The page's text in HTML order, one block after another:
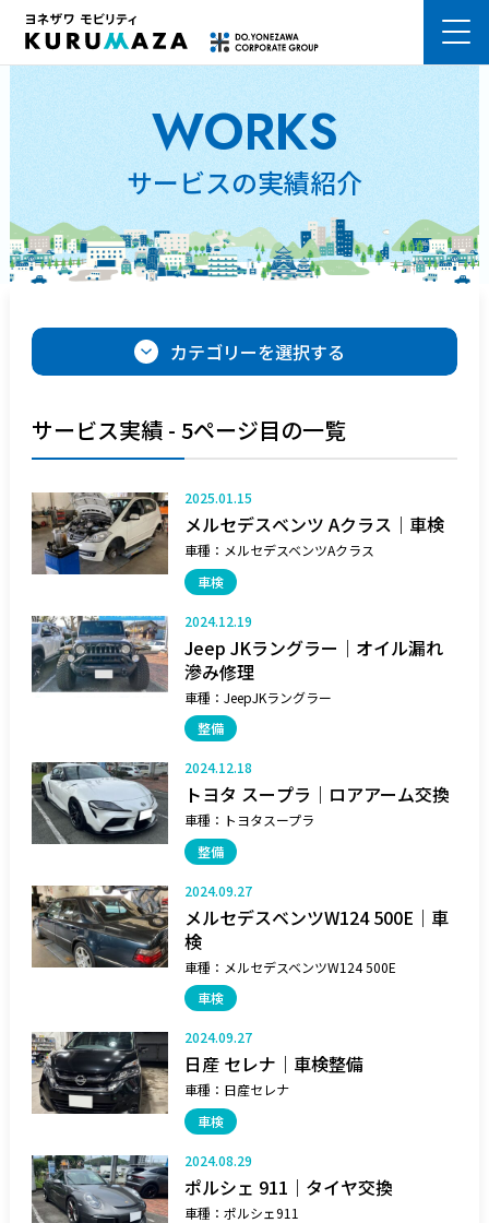
熊本市の車検はKURUMAZA ヨネザワモビリティ株式会社
サービスの実績紹介
WORKS
カテゴリーを選択する
サービス実績 - 5ページ目の一覧
2025.01.15
メルセデスベンツ Aクラス｜車検
車種： メルセデスベンツAクラス
車検
2024.12.19
Jeep JKラングラー｜オイル漏れ
滲み修理
車種： JeepJKラングラー
整備
2024.12.18
トヨタ スープラ｜ロアアーム交換
車種： トヨタスープラ
整備
2024.09.27
メルセデスベンツW124 500E｜車
検
車種： メルセデスベンツW124 500E
車検
2024.09.27
日産 セレナ｜車検整備
車種： 日産セレナ
車検
2024.08.29
ポルシェ 911｜タイヤ交換
車種： ポルシェ911